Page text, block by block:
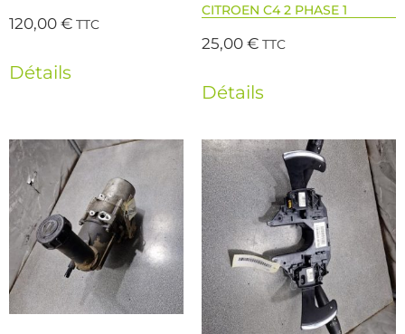
120,00€ TTC
Détails
CITROEN C4 2 PHASE 1
25,00€ TTC
Détails